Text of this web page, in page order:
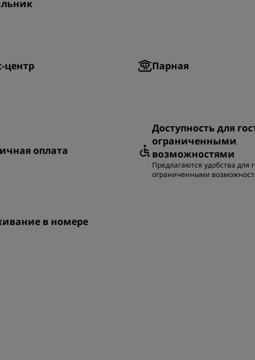
центр Парная
оплата
Доступность для
ограниченными
возможностями
Предлагаются удобства для
ограниченными
в номере